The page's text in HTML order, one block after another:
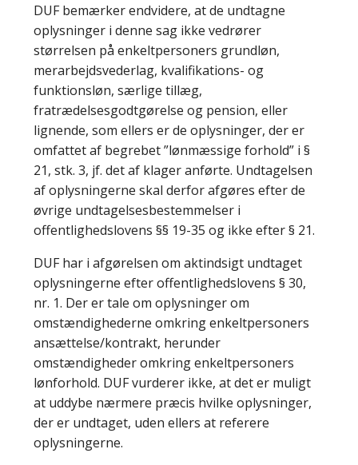
DUF bemærker endvidere, at de undtagne
oplysninger i denne sag ikke vedrører
størrelsen på enkeltpersoners grundløn,
merarbejdsvederlag, kvalifikations- og
funktionsløn, særlige tillæg,
fratrædelsesgodtgørelse og pension, eller
lignende, som ellers er de oplysninger, der er
omfattet af begrebet ”lønmæssige forhold” i §
21, stk. 3, jf. det af klager anførte. Undtagelsen
af oplysningerne skal derfor afgøres efter de
øvrige undtagelsesbestemmelser i
offentlighedslovens §§ 19-35 og ikke efter § 21.
DUF har i afgørelsen om aktindsigt undtaget
oplysningerne efter offentlighedslovens § 30,
nr. 1. Der er tale om oplysninger om
omstændighederne omkring enkeltpersoners
ansættelse/kontrakt, herunder
omstændigheder omkring enkeltpersoners
lønforhold. DUF vurderer ikke, at det er muligt
at uddybe nærmere præcis hvilke oplysninger,
der er undtaget, uden ellers at referere
oplysningerne.